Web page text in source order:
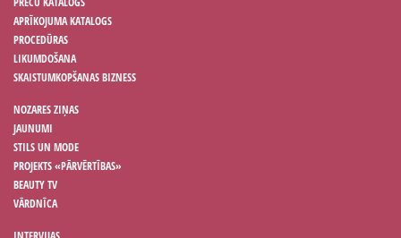
APRĪKOJUMA KATALOGS
PROCEDŪRAS
LIKUMDOŠANA
SKAISTUMKOPŠANAS BIZNESS
NOZARES ZIŅAS
JAUNUMI
STILS UN MODE
PROJEKTS «PĀRVĒRTĪBAS»
BEAUTY TV
VĀRDNĪCA